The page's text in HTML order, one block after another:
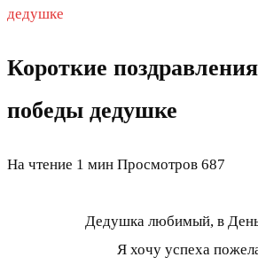
дедушке
Короткие
победы дедушке
На чтение 1 мин Просмотров 687
Дедушка любимый, в
Я хочу успеха